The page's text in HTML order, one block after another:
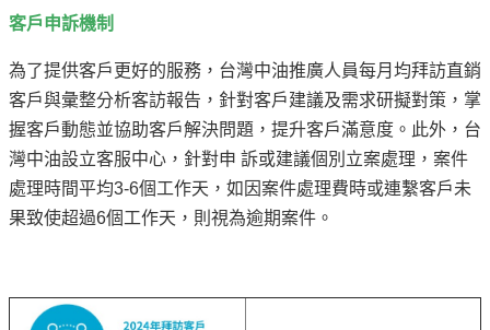
互
動
專
區
中
油
首
網
站
客戶申訴機制
為了提供客戶更好的服務，台灣中油推廣人員每月均拜訪直銷
客戶與彙整分析客訪報告，針對客戶建議及需求研擬對策，掌
握客戶動態並協助客戶解決問題，提升客戶滿意度。此外，台
灣中油設立客服中心，針對申 訴或建議個別立案處理，案件
處理時間平均3-6個工作天，如因案件處理費時或連繫客戶未
果致使超過6個工作天，則視為逾期案件。